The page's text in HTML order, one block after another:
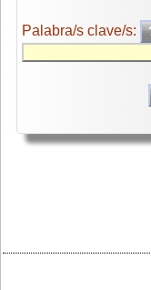
Palabra/s clave/s: